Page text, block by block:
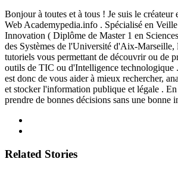
Bonjour à toutes et à tous ! Je suis le créateur
Web Academypedia.info . Spécialisé en
Innovation ( Diplôme de Master 1 en
des Systèmes de l'Université d'Aix-Marseille,
tutoriels vous permettant de découvrir ou de
outils de TIC ou d'Intelligence technologique
est donc de vous aider à mieux rechercher,
et stocker l'information publique et légale .
prendre de bonnes décisions sans une bonne
Related Stories